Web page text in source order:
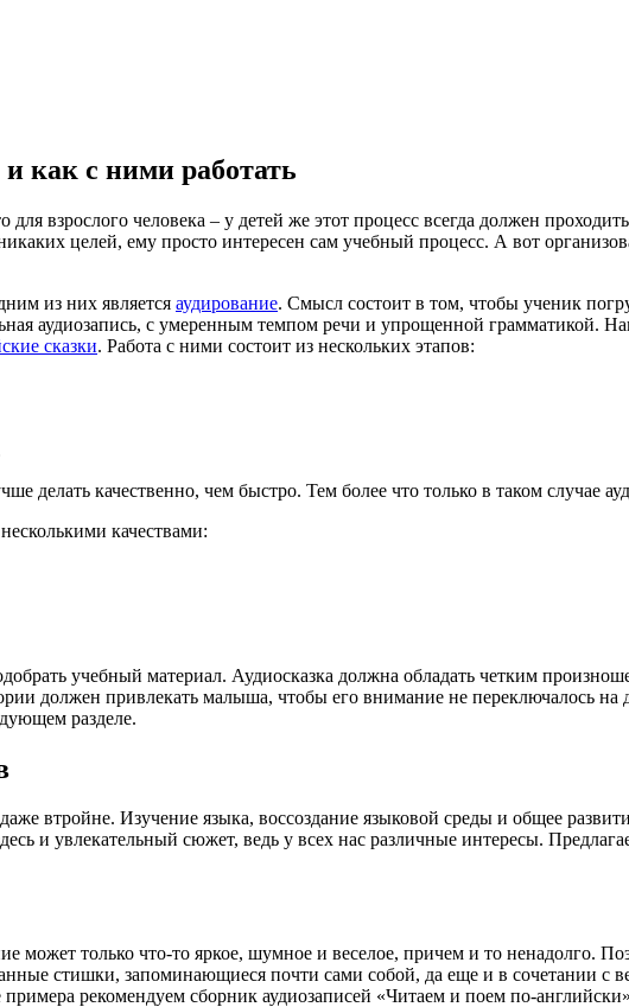
как с ними работать
взрослого человека – у детей же этот процесс всегда должен
целей, ему просто интересен сам учебный процесс. А вот
из них является аудирование. Смысл состоит в том, чтобы ученик
аудиозапись, с умеренным темпом речи и упрощенной грамматикой.
сказки. Работа с ними состоит из нескольких этапов:
делать качественно, чем быстро. Тем более что только в таком случае
качествами:
учебный материал. Аудиосказка должна обладать четким
должен привлекать малыша, чтобы его внимание не переключалось
разделе.
втройне. Изучение языка, воссоздание языковой среды и общее
и увлекательный сюжет, ведь у всех нас различные интересы.
только что-то яркое, шумное и веселое, причем и то ненадолго.
стишки, запоминающиеся почти сами собой, да еще и в сочетании с
рекомендуем сборник аудиозаписей «Читаем и поем по-